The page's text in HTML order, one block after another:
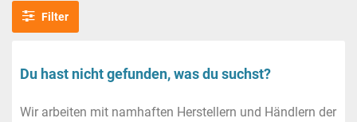
Filter
Du hast nicht gefunden, was du suchst?
Wir arbeiten mit namhaften Herstellern und Händlern der